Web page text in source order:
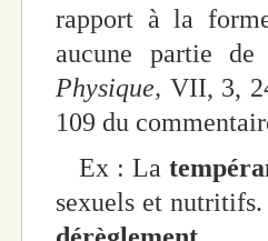
rapport à la
aucune partie
Physique, VII, 3,
109 du
Ex : La
sexuels et